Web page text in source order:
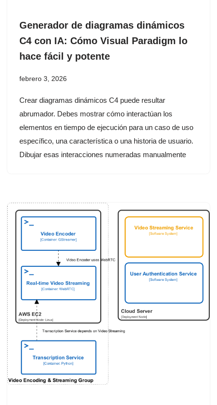
Generador de diagramas dinámicos
C4 con IA: Cómo Visual Paradigm lo
hace fácil y potente
febrero 3, 2026
Crear diagramas dinámicos C4 puede resultar
abrumador. Debes mostrar cómo interactúan los
elementos en tiempo de ejecución para un caso de uso
específico, una característica o una historia de usuario.
Dibujar esas interacciones numeradas manualmente